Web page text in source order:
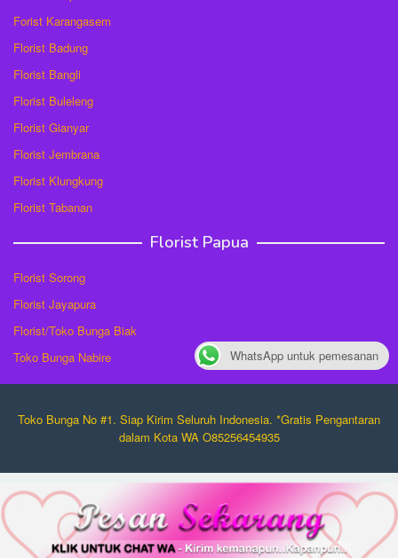
Forist Karangasem
Florist Badung
Florist Bangli
Florist Buleleng
Florist Gianyar
Florist Jembrana
Florist Klungkung
Florist Tabanan
Florist Papua
Florist Sorong
Florist Jayapura
Florist/Toko Bunga Biak
Toko Bunga Nabire
Toko Bunga No #1. Siap Kirim Seluruh Indonesia. *Gratis Pengantaran
dalam Kota WA O85256454935
WhatsApp untuk pemesanan